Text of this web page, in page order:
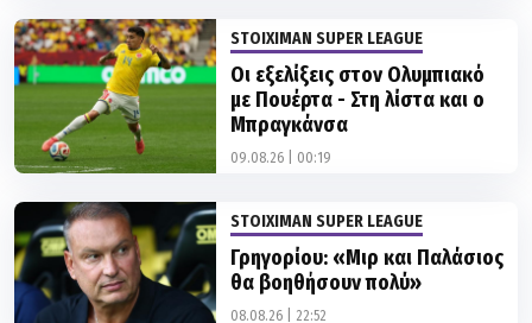
με Πουέρτα - Στη λίστα και ο
Μπραγκάνσα
09.08.26 | 00:19
STOIXIMAN SUPER LEAGUE
θα βοηθήσουν πολύ»
08.08.26 | 22:52